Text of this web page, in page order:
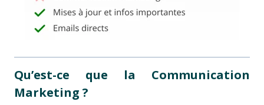
Qu’est-ce que la Communication
Marketing ?